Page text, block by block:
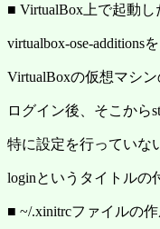
■ VirtualBox上で起動し
virtualbox-ose-additions
VirtualBoxの仮想マシ
ログイン後、そこから
特に設定を行っていな
loginというタイトルの
■ ~/.xinitrcファイルの